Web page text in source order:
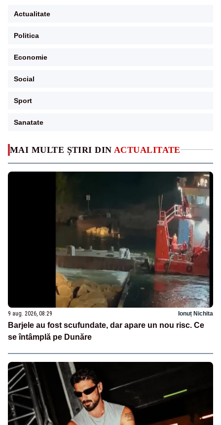
MAI MULTE ȘTIRI DIN ACTUALITATE
9 aug. 2026, 08:29 Ionuț Nichita
Barjele au fost scufundate, dar apare un nou risc. Ce
se întâmplă pe Dunăre
Actualitate
Politica
Economie
Social
Sport
Sanatate